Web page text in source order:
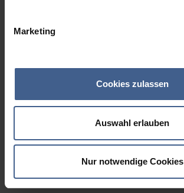
Marketing
Cookies zulassen
Auswahl erlauben
Nur notwendige Cookies